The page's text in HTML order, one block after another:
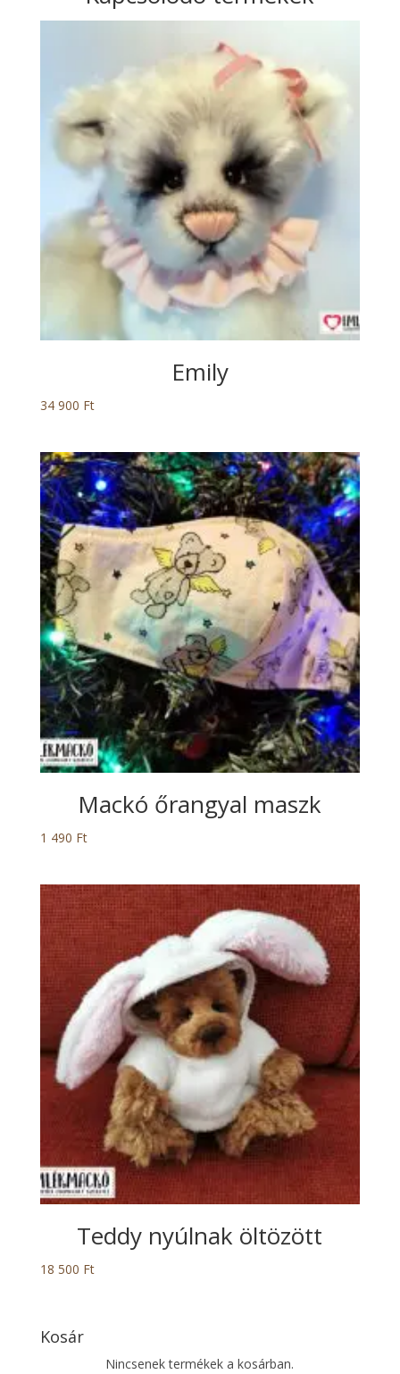
Emily
34 900 Ft
Mackó őrangyal maszk
1 490 Ft
Teddy nyúlnak öltözött
18 500 Ft
Kosár
Nincsenek termékek a kosárban.